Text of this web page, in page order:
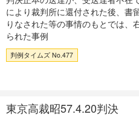
により裁判所に還付された後、書
りなされた等の事情のもとでは、
られた事例
判例タイムズ No.477
東京高裁昭57.4.20判決